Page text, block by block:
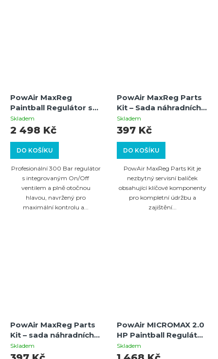
PowAir MaxReg
Paintball Regulátor s
360° ASA a On/Off
ventilem (300 Bar /
Skladem
DO KOŠÍKU
2 498 Kč
Profesionální 300 Bar regulátor
s integrovaným On/Off
ventilem a plně otočnou
hlavou, navržený pro
maximální kontrolu a...
PowAir MaxReg Parts
Kit – Sada náhradních
dílů pro 200bar
regulátory
Skladem
DO KOŠÍKU
397 Kč
PowAir MaxReg Parts Kit je
nezbytný servisní balíček
obsahující klíčové komponenty
pro kompletní údržbu a
zajištění...
PowAir MaxReg Parts
Kit – sada náhradních
dílů pro 300 Bar
regulátory
Skladem
PowAir MICROMAX 2.0
HP Paintball Regulátor
(200 Bar / 3000 PSI) |
Nejlehčí a
Skladem